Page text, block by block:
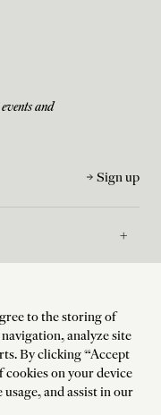
and
Sign up
to the storing of
analyze site
By clicking “Accept
cookies on your device
and assist in our